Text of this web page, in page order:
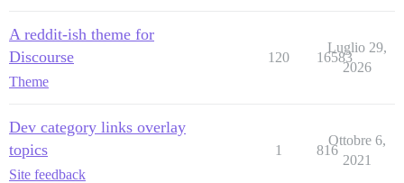
A reddit-ish theme for
Discourse
Theme
120 16583
Luglio 29,
2026
Dev category links overlay
topics
Site feedback
1 816
Ottobre 6,
2021